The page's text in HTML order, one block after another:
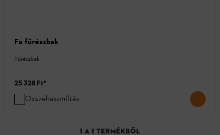
Fa fűrészbak
Fűrészbak
25 328 Ft*
Összehasonlítás
1 A 1 TERMÉKBŐL